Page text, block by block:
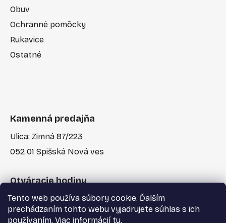
Tento web používa súbory cookie. Ďalším
prechádzaním tohto webu vyjadrujete súhlas s ich
používaním. Viac informácií tu.
Obuv
Ochranné pomôcky
Rukavice
Ostatné
Kamenná predajňa
Ulica: Zimná 87/223
052 01 Spišská Nová ves
Otváracie hodiny
Po-Pia: 7:30 - 17:00